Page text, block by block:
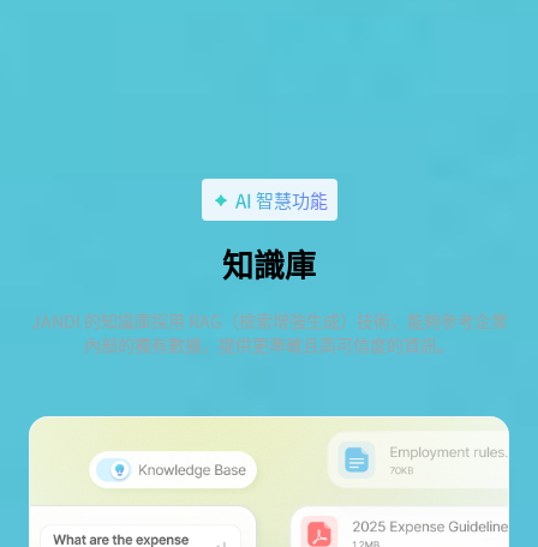
AI 智慧功能
知識庫
JANDI 的知識庫採用 RAG（檢索增強生成）技術，能夠參考企業
內部的獨有數據，提供更準確且高可信度的資訊。